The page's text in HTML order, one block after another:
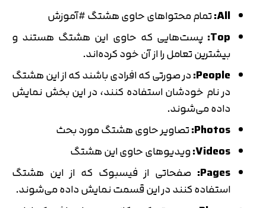
All: تمام محتواهای حاوی هشتگ #آموزش
Top: پست‌هایی که حاوی این هشتگ هستند و
بیشترین تعامل را از آن خود کرده‌اند.
People: در صورتی که افرادی باشند که از این هشتگ
در نام خودشان استفاده کنند، در این بخش نمایش
داده می‌شوند.
Photos: تصاویر حاوی هشتگ مورد بحث
Videos: ویدیوهای حاوی این هشتگ
Pages: صفحاتی از فیسبوک که از این هشتگ
استفاده کنند در این قسمت نمایش داده می‌شوند.